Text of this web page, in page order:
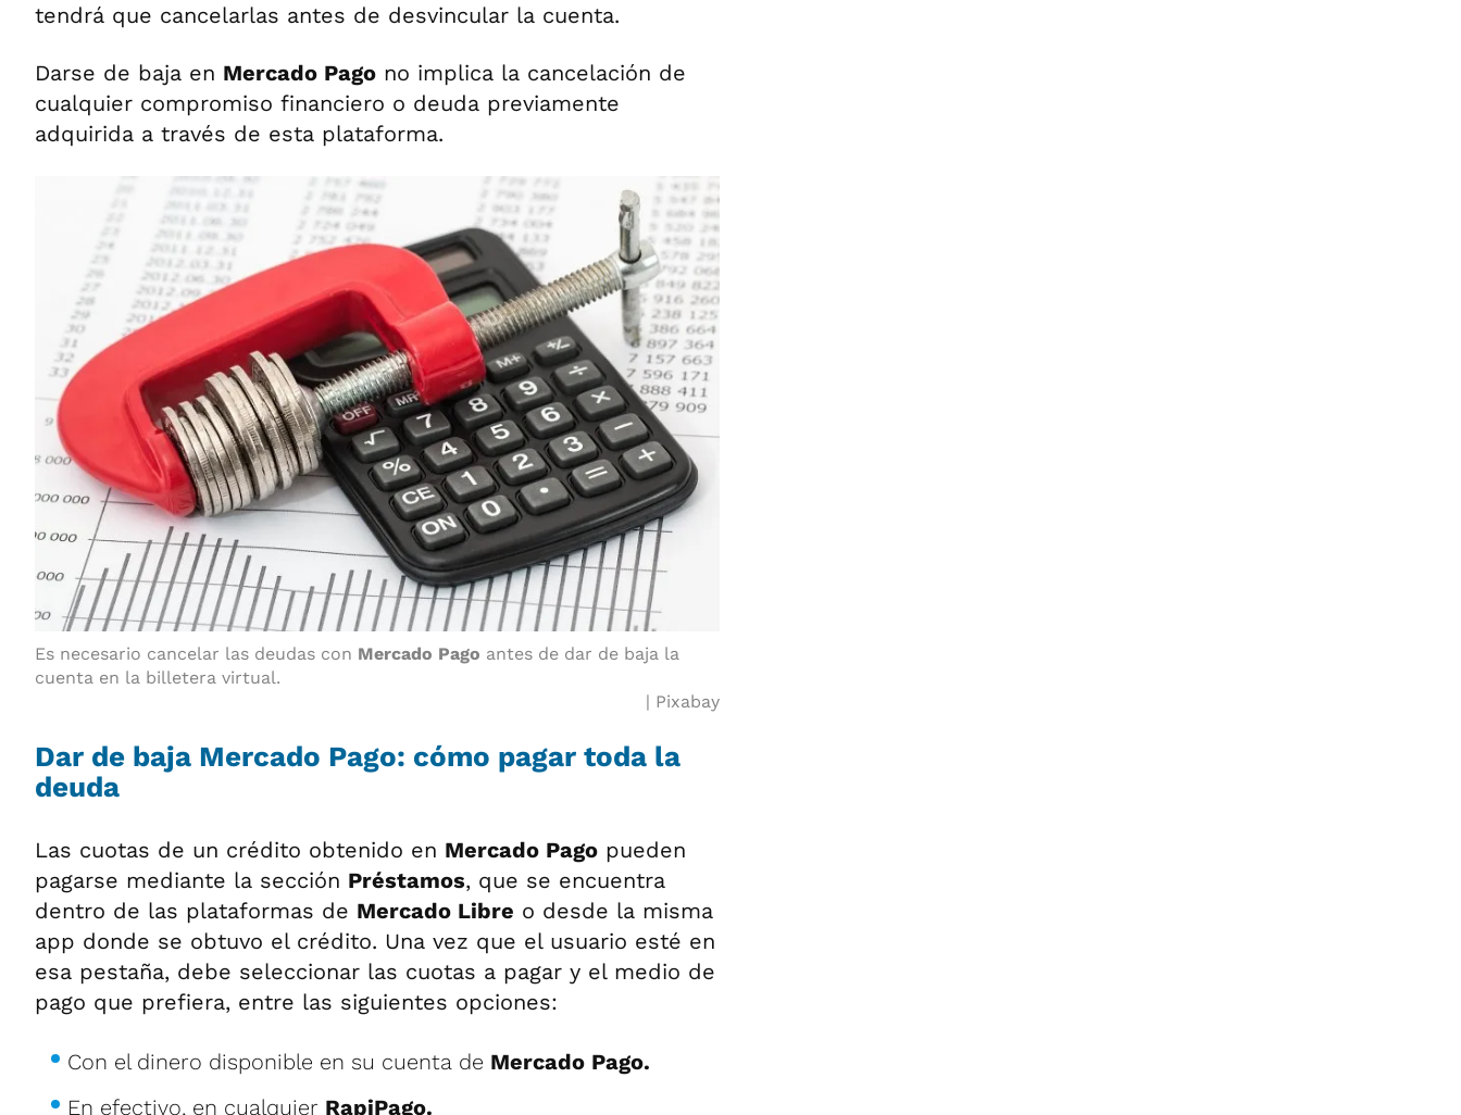
tendrá que cancelarlas antes de desvincular la cuenta.
Darse de baja en Mercado Pago no implica la cancelación de
cualquier compromiso financiero o deuda previamente
adquirida a través de esta plataforma.
Es necesario cancelar las deudas con Mercado Pago antes de dar de baja la
cuenta en la billetera virtual.
Pixabay
Dar de baja Mercado Pago: cómo pagar toda la
deuda
Las cuotas de un crédito obtenido en Mercado Pago pueden
pagarse mediante la sección Préstamos, que se encuentra
dentro de las plataformas de Mercado Libre o desde la misma
app donde se obtuvo el crédito. Una vez que el usuario esté en
esa pestaña, debe seleccionar las cuotas a pagar y el medio de
pago que prefiera, entre las siguientes opciones:
Con el dinero disponible en su cuenta de Mercado Pago.
En efectivo, en cualquier RapiPago.